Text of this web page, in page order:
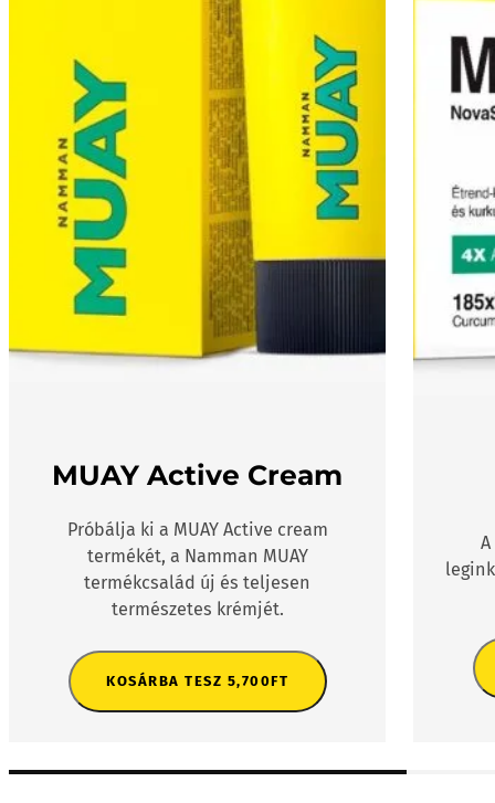
MUAY Active Cream
Próbálja ki a MUAY Active cream
termékét, a Namman MUAY
termékcsalád új és teljesen
természetes krémjét.
KOSÁRBA TESZ 5,700FT